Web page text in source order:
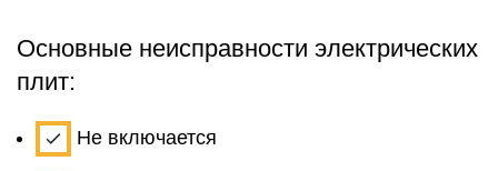
Основные неисправности электрических
плит:
Не включается